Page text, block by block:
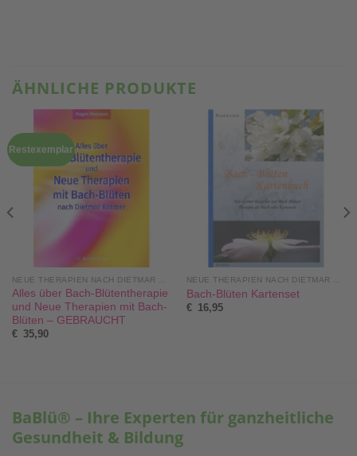
ÄHNLICHE PRODUKTE
Restexemplar
Alles über Bach-Blütentherapie
und Neue Therapien mit Bach-
Blüten – GEBRAUCHT
€ 35,90
Bach-Blüten Kartenset
€ 16,95
BaBlü® – Ihre Experten für ganzheitliche
Gesundheit & Bildung